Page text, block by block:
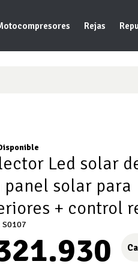
Rejas
Led solar
panel solar para
+ control
S0107